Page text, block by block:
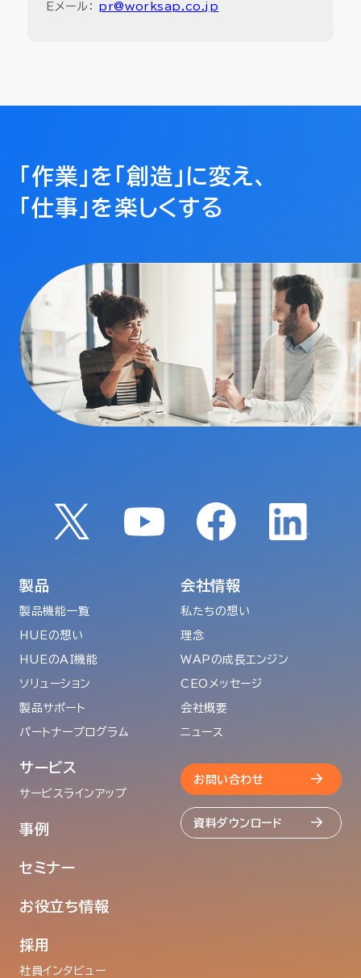
Eメール： pr@worksap.co.jp
「作業」を「創造」に変え、
「仕事」を楽しくする
製品
製品機能一覧
HUEの想い
HUEのAI機能
ソリューション
製品サポート
パートナープログラム
サービス
サービスラインアップ
事例
セミナー
お役立ち情報
採用
社員インタビュー
会社情報
私たちの想い
理念
WAPの成長エンジン
CEOメッセージ
会社概要
ニュース
お問い合わせ
資料ダウンロード